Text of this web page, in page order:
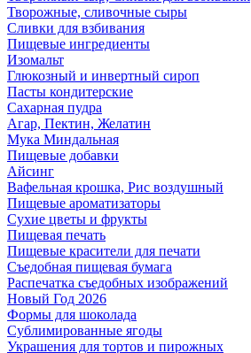
Творожные, сливочные сыры
Сливки для взбивания
Пищевые ингредиенты
Изомальт
Глюкозный и инвертный сироп
Пасты кондитерские
Сахарная пудра
Агар, Пектин, Желатин
Мука Миндальная
Пищевые добавки
Айсинг
Вафельная крошка, Рис воздушный
Пищевые ароматизаторы
Сухие цветы и фрукты
Пищевая печать
Пищевые красители для печати
Съедобная пищевая бумага
Распечатка съедобных изображений
Новый Год 2026
Формы для шоколада
Сублимированные ягоды
Украшения для тортов и пирожных